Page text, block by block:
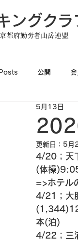
ングクラ
都府勤労者山岳連盟
公開
5月13日
更新日： 5月
4/20；天
(体操
=>ホテル
4/21；大
本(泊)
4/22；三